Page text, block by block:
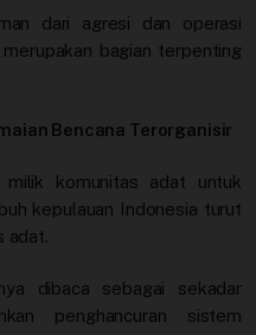
dari agresi dan operasi
bagian terpenting
Bencana Terorganisir
milik komunitas adat untuk
kepulauan Indonesia turut
adat.
dibaca sebagai sekadar
penghancuran sistem